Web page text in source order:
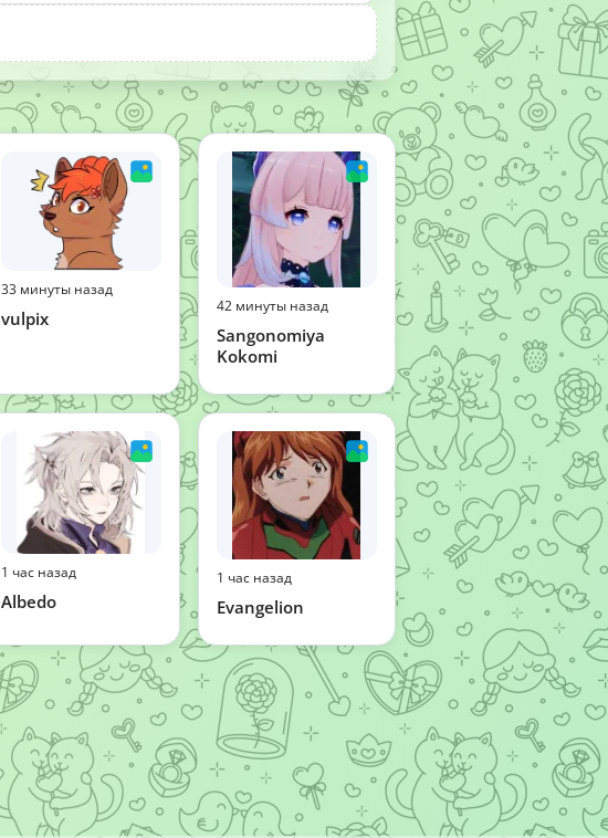
33 минуты назад
vulpix
42 минуты назад
Sangonomiya
Kokomi
1 час назад
Albedo
1 час назад
Evangelion